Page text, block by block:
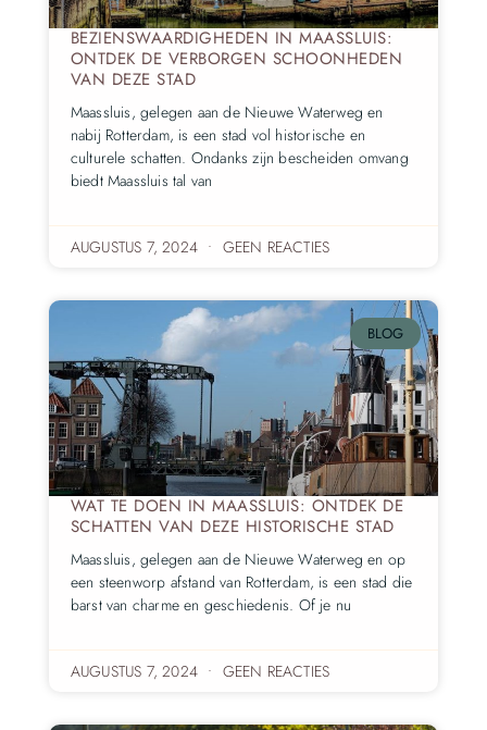
BEZIENSWAARDIGHEDEN IN MAASSLUIS:
ONTDEK DE VERBORGEN SCHOONHEDEN
VAN DEZE STAD
Maassluis, gelegen aan de Nieuwe Waterweg en
nabij Rotterdam, is een stad vol historische en
culturele schatten. Ondanks zijn bescheiden omvang
biedt Maassluis tal van
AUGUSTUS 7, 2024 GEEN REACTIES
BLOG
WAT TE DOEN IN MAASSLUIS: ONTDEK DE
SCHATTEN VAN DEZE HISTORISCHE STAD
Maassluis, gelegen aan de Nieuwe Waterweg en op
een steenworp afstand van Rotterdam, is een stad die
barst van charme en geschiedenis. Of je nu
AUGUSTUS 7, 2024 GEEN REACTIES